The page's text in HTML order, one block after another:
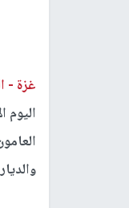
غزة -
اليوم